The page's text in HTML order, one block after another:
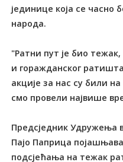
јединице која се часно
народа.
"Ратни пут је био
и горажданског
акције за нас су били
смо провели највише
Предсједник Удружења
Пајо Паприца
подсјећања на тежак